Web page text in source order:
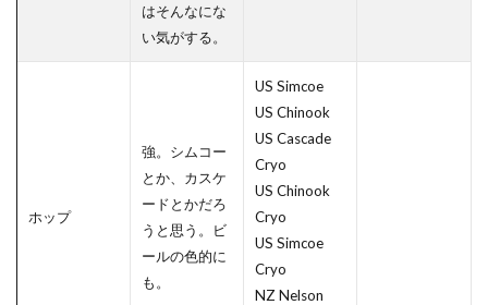
はそんなにな
い気がする。
ホップ
強。シムコー
とか、カスケ
ードとかだろ
うと思う。ビ
ールの色的に
も。
US Simcoe
US Chinook
US Cascade
Cryo
US Chinook
Cryo
US Simcoe
Cryo
NZ Nelson